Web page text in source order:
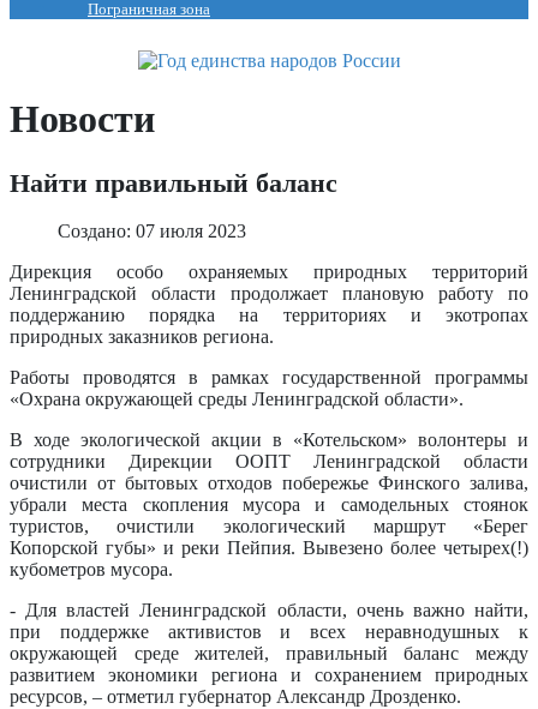
Пограничная зона
Новости
Найти правильный баланс
Создано: 07 июля 2023
Дирекция особо охраняемых природных территорий
Ленинградской области продолжает плановую работу по
поддержанию порядка на территориях и экотропах
природных заказников региона.
Работы проводятся в рамках государственной программы
«Охрана окружающей среды Ленинградской области».
В ходе экологической акции в «Котельском» волонтеры и
сотрудники Дирекции ООПТ Ленинградской области
очистили от бытовых отходов побережье Финского залива,
убрали места скопления мусора и самодельных стоянок
туристов, очистили экологический маршрут «Берег
Копорской губы» и реки Пейпия. Вывезено более четырех(!)
кубометров мусора.
- Для властей Ленинградской области, очень важно найти,
при поддержке активистов и всех неравнодушных к
окружающей среде жителей, правильный баланс между
развитием экономики региона и сохранением природных
ресурсов, – отметил губернатор Александр Дрозденко.